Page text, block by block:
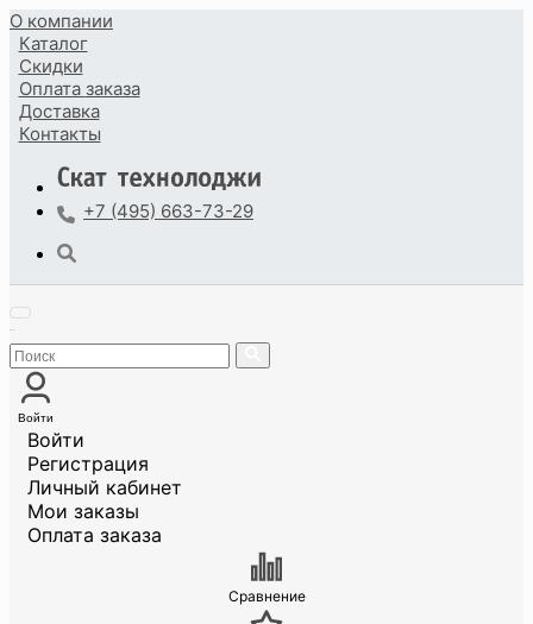
О компании
Каталог
Скидки
Оплата заказа
Доставка
Контакты
+7 (495) 663-73-29
Войти
Войти
Регистрация
Личный кабинет
Мои заказы
Оплата заказа
Сравнение